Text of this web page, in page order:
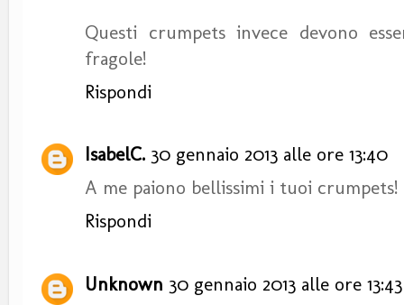
Questi crumpets invece devono
fragole!
Rispondi
IsabelC. 30 gennaio 2013 alle ore 13:40
A me paiono bellissimi i tuoi crumpets!
Rispondi
Unknown 30 gennaio 2013 alle ore 13:43